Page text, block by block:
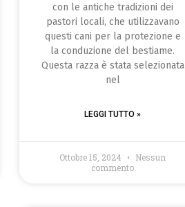
con le antiche tradizioni dei
pastori locali, che utilizzavano
questi cani per la protezione e
la conduzione del bestiame.
Questa razza è stata selezionata
nel
LEGGI TUTTO »
Ottobre 15, 2024
Nessun
commento